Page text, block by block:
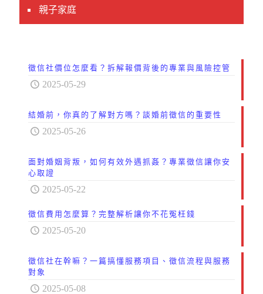
親子家庭
徵信社價位怎麼看？拆解報價背後的專業與風險控管
2025-05-29
結婚前，你真的了解對方嗎？談婚前徵信的重要性
2025-05-26
面對婚姻背叛，如何有效外遇抓姦？專業徵信讓你安
心取證
2025-05-22
徵信費用怎麼算？完整解析讓你不花冤枉錢
2025-05-20
徵信社在幹嘛？一篇搞懂服務項目、徵信流程與服務
對象
2025-05-08